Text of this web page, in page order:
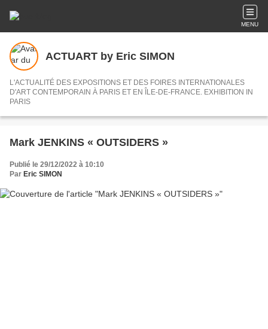
MENU
ACTUART by Eric SIMON
L'ACTUALITÉ DES EXPOSITIONS ET DES FOIRES INTERNATIONALES
D'ART CONTEMPORAIN À PARIS ET EN ÎLE-DE-FRANCE. EXHIBITION IN
PARIS
Mark JENKINS « OUTSIDERS »
Publié le 29/12/2022 à 10:10
Par Eric SIMON